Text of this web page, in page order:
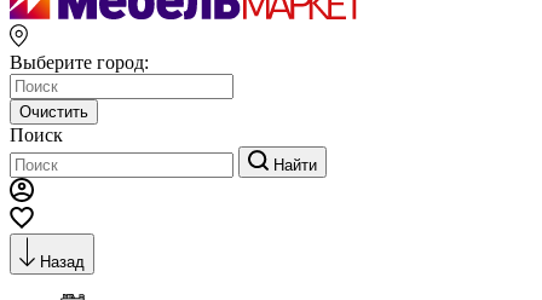
Выберите город:
Очистить
Поиск
Найти
Назад